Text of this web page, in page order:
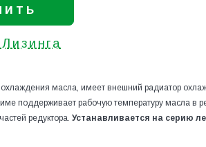
охлаждения масла, имеет внешний радиатор
поддерживает рабочую температуру масла в
редуктора. Устанавливается на серию